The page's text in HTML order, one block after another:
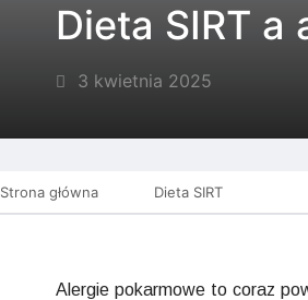
Dieta SIRT
3 kwietnia 2025
Strona główna Dieta SIRT
Alergie pokarmowe to coraz